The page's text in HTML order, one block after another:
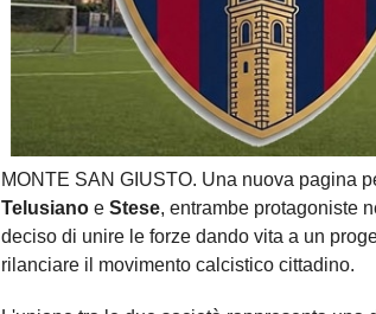
MONTE SAN GIUSTO. Una nuova pagina
Telusiano e Stese, entrambe protagoniste
deciso di unire le forze dando vita a un
rilanciare il movimento calcistico cittadino.